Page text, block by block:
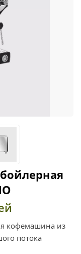
кофемашина из
потока